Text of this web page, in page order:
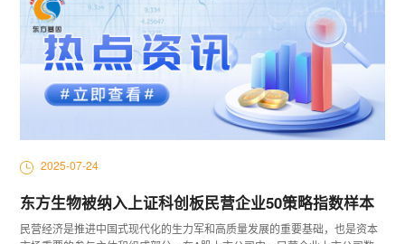
2025-07-24
东方生物被纳入上证科创板民营企业50策略指数样本
民营经济是推进中国式现代化的生力军和高质量发展的重要基础，也是资本